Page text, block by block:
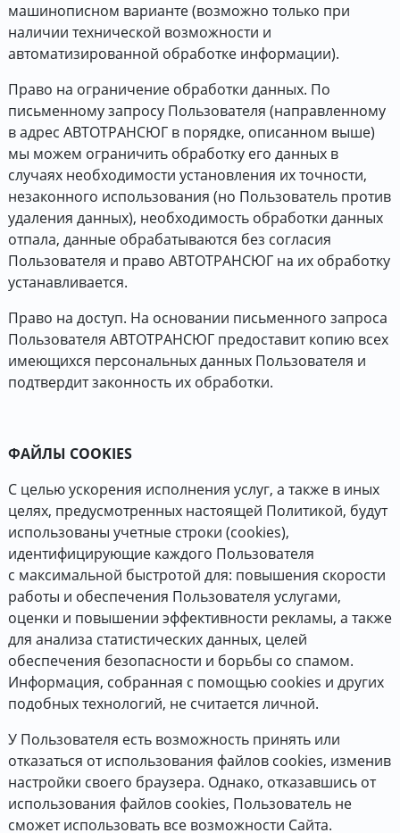
машинописном варианте (возможно только при
наличии технической возможности и
автоматизированной обработке информации).
Право на ограничение обработки данных. По
письменному запросу Пользователя (направленному
в адрес АВТОТРАНСЮГ в порядке, описанном выше)
мы можем ограничить обработку его данных в
случаях необходимости установления их точности,
незаконного использования (но Пользователь против
удаления данных), необходимость обработки данных
отпала, данные обрабатываются без согласия
Пользователя и право АВТОТРАНСЮГ на их обработку
устанавливается.
Право на доступ. На основании письменного запроса
Пользователя АВТОТРАНСЮГ предоставит копию всех
имеющихся персональных данных Пользователя и
подтвердит законность их обработки.
ФАЙЛЫ COOKIES
С целью ускорения исполнения услуг, а также в иных
целях, предусмотренных настоящей Политикой, будут
использованы учетные строки (cookies),
идентифицирующие каждого Пользователя
с максимальной быстротой для: повышения скорости
работы и обеспечения Пользователя услугами,
оценки и повышении эффективности рекламы, а также
для анализа статистических данных, целей
обеспечения безопасности и борьбы со спамом.
Информация, собранная с помощью cookies и других
подобных технологий, не считается личной.
У Пользователя есть возможность принять или
отказаться от использования файлов cookies, изменив
настройки своего браузера. Однако, отказавшись от
использования файлов cookies, Пользователь не
сможет использовать все возможности Сайта.